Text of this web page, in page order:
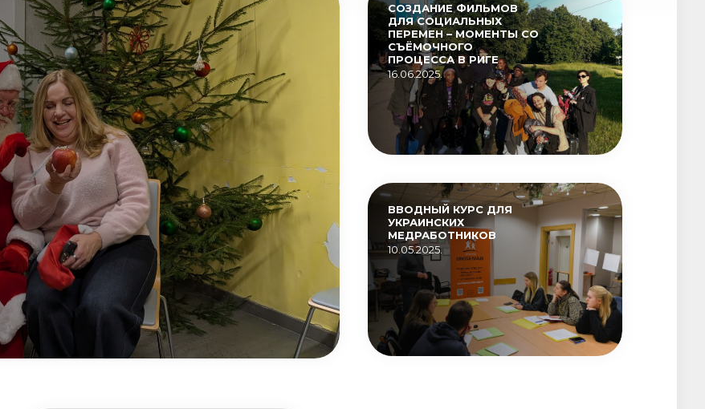
СОЗДАНИЕ ФИЛЬМОВ
ДЛЯ СОЦИАЛЬНЫХ
ПЕРЕМЕН – МОМЕНТЫ СО
СЪЁМОЧНОГО
ПРОЦЕССА В РИГЕ
16.06.2025.
ВВОДНЫЙ КУРС ДЛЯ
УКРАИНСКИХ
МЕДРАБОТНИКОВ
10.05.2025.